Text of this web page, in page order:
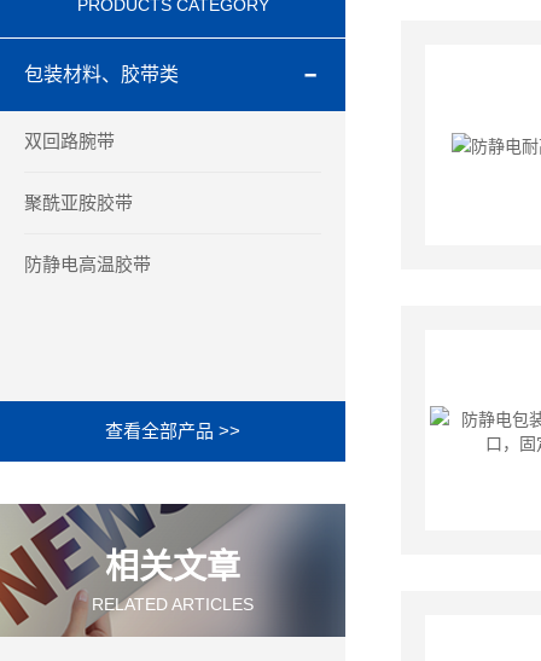
PRODUCTS CATEGORY
包装材料、胶带类
双回路腕带
聚酰亚胺胶带
防静电高温胶带
查看全部产品 >>
相关文章
RELATED ARTICLES